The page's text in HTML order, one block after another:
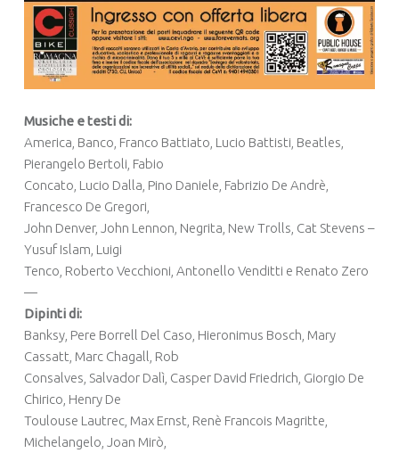
Musiche e testi di:
America, Banco, Franco Battiato, Lucio Battisti, Beatles,
Pierangelo Bertoli, Fabio
Concato, Lucio Dalla, Pino Daniele, Fabrizio De Andrè,
Francesco De Gregori,
John Denver, John Lennon, Negrita, New Trolls, Cat Stevens –
Yusuf Islam, Luigi
Tenco, Roberto Vecchioni, Antonello Venditti e Renato Zero
—
Dipinti di:
Banksy, Pere Borrell Del Caso, Hieronimus Bosch, Mary
Cassatt, Marc Chagall, Rob
Consalves, Salvador Dalì, Casper David Friedrich, Giorgio De
Chirico, Henry De
Toulouse Lautrec, Max Ernst, Renè Francois Magritte,
Michelangelo, Joan Mirò,